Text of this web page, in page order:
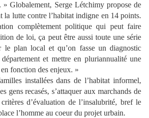
» Globalement, Serge Létchimy propose de
la lutte contre l’habitat indigne en 14 points.
complètement politique qui peut faire
de loi, ça peut être aussi toute une série
le plan local et qu’on fasse un diagnostic
et mettre en pluriannualité une
fonction des enjeux. »
installées dans de l’habitat informel,
gens recasés, s’attaquer aux marchands de
d’évaluation de l’insalubrité, bref le
l’homme au coeur du projet urbain.